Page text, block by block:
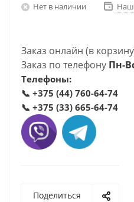
Нет в наличии
Заказ онлайн (в
Заказ по телефону Пн-
Телефоны:
📞 +375 (44) 760-64-74
📞 +375 (33) 665-64-74
Поделиться